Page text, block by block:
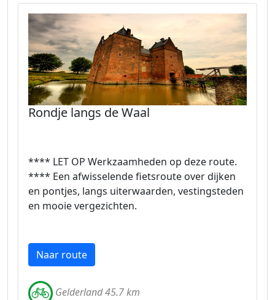
Rondje langs de Waal
**** LET OP Werkzaamheden op deze route.
**** Een afwisselende fietsroute over dijken
en pontjes, langs uiterwaarden, vestingsteden
en mooie vergezichten.
Naar route
Gelderland 45.7 km